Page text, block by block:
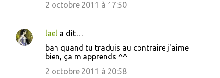
2 octobre 2011 à 17:50
lael a dit…
bah quand tu traduis au contraire j'aime
bien, ça m'apprends ^^
2 octobre 2011 à 20:58